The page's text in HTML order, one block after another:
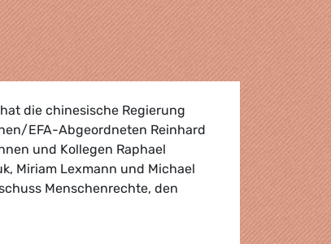
die chinesische Regierung
EFA-Abgeordneten Reinhard
und Kollegen Raphael
Miriam Lexmann und Michael
Menschenrechte, den